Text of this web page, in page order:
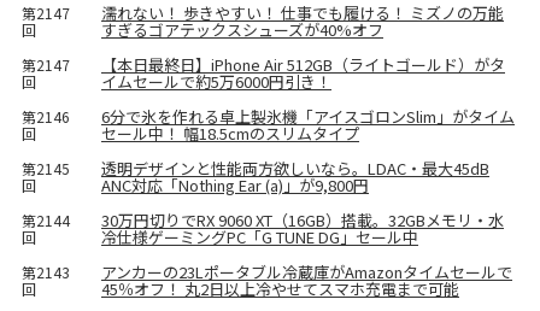
第2147
回
濡れない！ 歩きやすい！ 仕事でも履ける！ ミズノの万能
すぎるゴアテックスシューズが40%オフ
第2147
回
【本日最終日】iPhone Air 512GB（ライトゴールド）がタ
イムセールで約5万6000円引き！
第2146
回
6分で氷を作れる卓上製氷機「アイスゴロンSlim」がタイム
セール中！ 幅18.5cmのスリムタイプ
第2145
回
透明デザインと性能両方欲しいなら。LDAC・最大45dB
ANC対応「Nothing Ear (a)」が9,800円
第2144
回
30万円切りでRX 9060 XT（16GB）搭載。32GBメモリ・水
冷仕様ゲーミングPC「G TUNE DG」セール中
第2143
回
アンカーの23Lポータブル冷蔵庫がAmazonタイムセールで
45％オフ！ 丸2日以上冷やせてスマホ充電まで可能